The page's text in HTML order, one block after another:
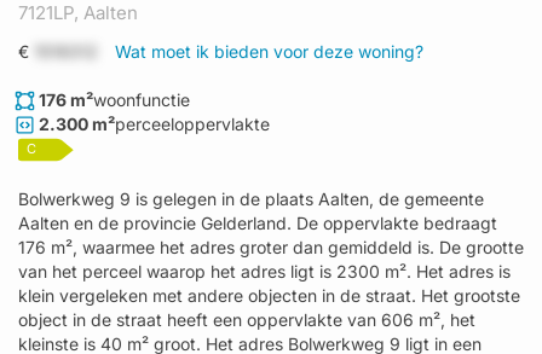
7121LP, Aalten
€ Wat moet ik bieden voor deze woning?
176 m²woonfunctie
2.300 m²perceeloppervlakte
C
Bolwerkweg 9 is gelegen in de plaats Aalten, de gemeente
Aalten en de provincie Gelderland. De oppervlakte bedraagt
176 m², waarmee het adres groter dan gemiddeld is. De grootte
van het perceel waarop het adres ligt is 2300 m². Het adres is
klein vergeleken met andere objecten in de straat. Het grootste
object in de straat heeft een oppervlakte van 606 m², het
kleinste is 40 m² groot. Het adres Bolwerkweg 9 ligt in een